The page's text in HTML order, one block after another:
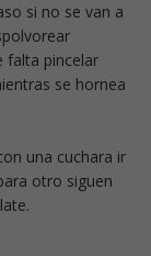
si no se van a
falta pincelar
se hornea
una cuchara ir
otro siguen